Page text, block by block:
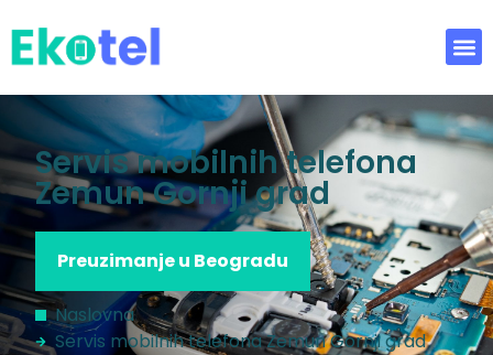
Servis mobilnih telefona
Zemun Gornji grad
Preuzimanje u Beogradu
Naslovna
Servis mobilnih telefona Zemun Gornji grad